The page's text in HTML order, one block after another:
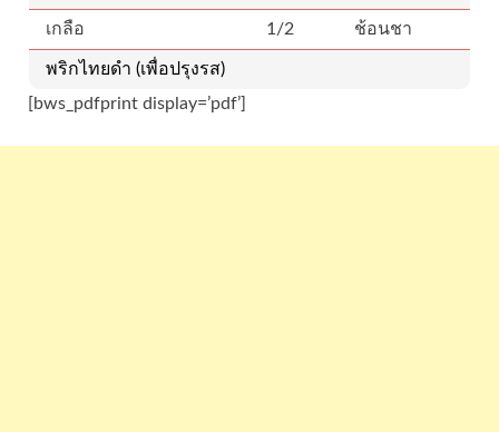
เกลือ 1/2 ช้อนชา
พริกไทยดำ (เพื่อปรุงรส)
[bws_pdfprint display=’pdf’]